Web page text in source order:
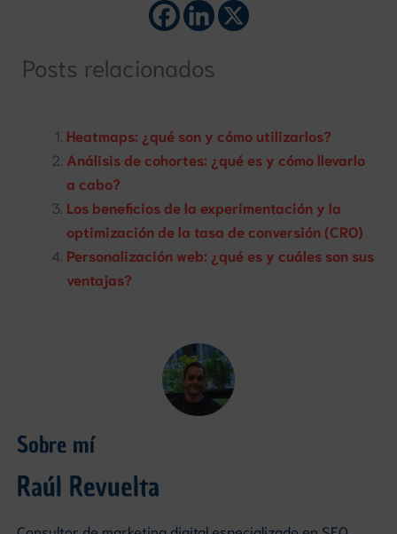
Posts relacionados
Heatmaps: ¿qué son y cómo utilizarlos?
Análisis de cohortes: ¿qué es y cómo llevarlo
a cabo?
Los beneficios de la experimentación y la
optimización de la tasa de conversión (CRO)
Personalización web: ¿qué es y cuáles son sus
ventajas?
Sobre mí
Raúl Revuelta